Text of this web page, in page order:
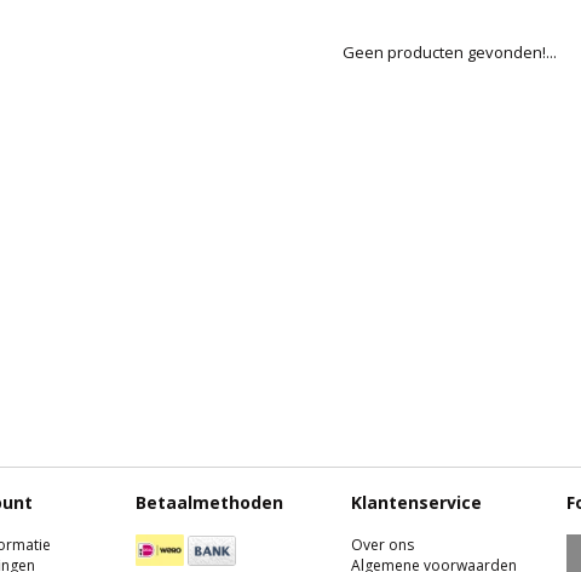
Geen producten gevonden!...
Betaalmethoden Klantenservice
Over ons
Algemene voorwaarden